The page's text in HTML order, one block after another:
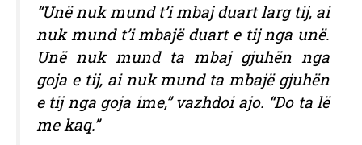
“Unë nuk mund t’i mbaj duart larg tij, ai
nuk mund t’i mbajë duart e tij nga unë.
Unë nuk mund ta mbaj gjuhën nga
goja e tij, ai nuk mund ta mbajë gjuhën
e tij nga goja ime,” vazhdoi ajo. “Do ta lë
me kaq.”